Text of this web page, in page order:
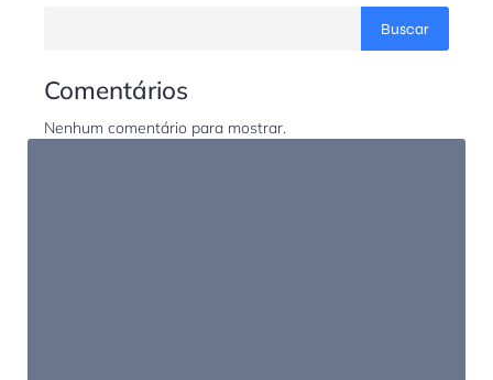
Buscar
Comentários
Nenhum comentário para mostrar.